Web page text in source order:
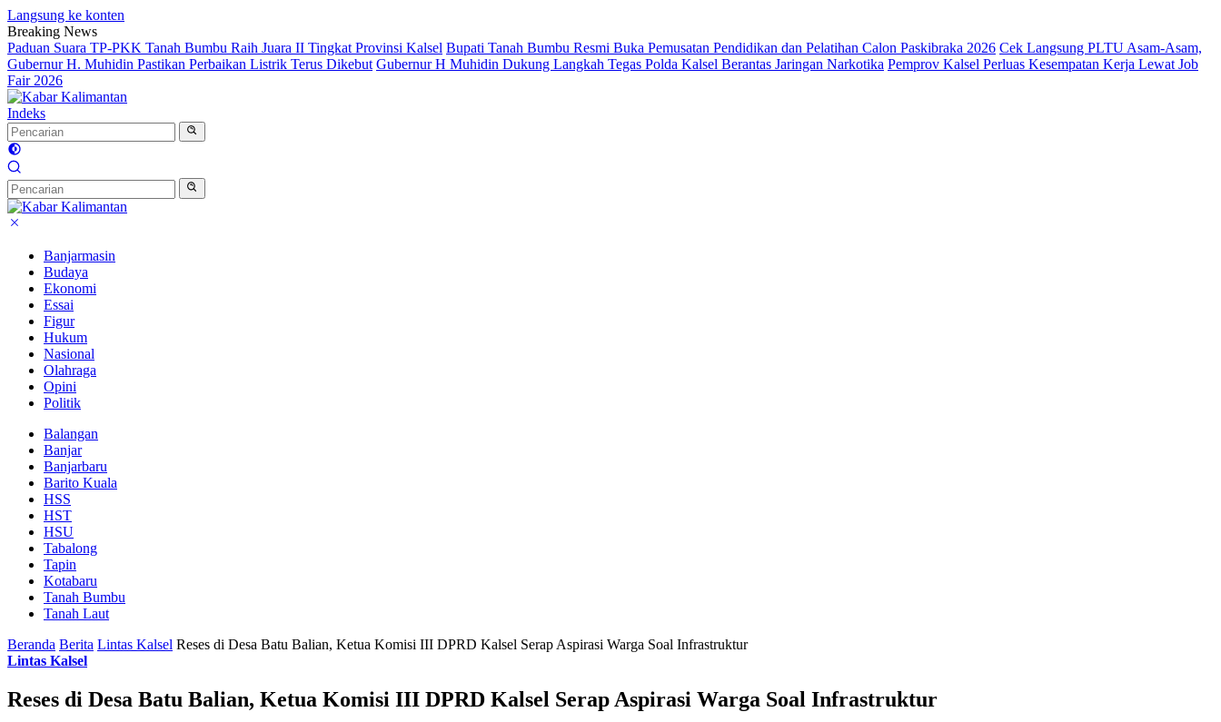
Langsung ke konten
Breaking News
Paduan Suara TP-PKK Tanah Bumbu Raih Juara II Tingkat Provinsi Kalsel Bupati Tanah Bumbu Resmi Buka Pemusatan Pendidikan dan Pelatihan Calon Paskibraka 2026 Cek Langsung PLTU Asam-Asam,
Gubernur H. Muhidin Pastikan Perbaikan Listrik Terus Dikebut Gubernur H Muhidin Dukung Langkah Tegas Polda Kalsel Berantas Jaringan Narkotika Pemprov Kalsel Perluas Kesempatan Kerja Lewat Job
Fair 2026
Indeks
Banjarmasin
Budaya
Ekonomi
Essai
Figur
Hukum
Nasional
Olahraga
Opini
Politik
Balangan
Banjar
Banjarbaru
Barito Kuala
HSS
HST
HSU
Tabalong
Tapin
Kotabaru
Tanah Bumbu
Tanah Laut
Beranda Berita Lintas Kalsel Reses di Desa Batu Balian, Ketua Komisi III DPRD Kalsel Serap Aspirasi Warga Soal Infrastruktur
Lintas Kalsel
Reses di Desa Batu Balian, Ketua Komisi III DPRD Kalsel Serap Aspirasi Warga Soal Infrastruktur